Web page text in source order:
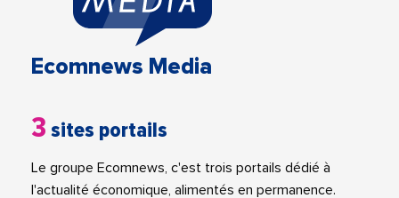
Ecomnews Media
3 sites portails
Le groupe Ecomnews, c'est trois portails dédié à
l'actualité économique, alimentés en permanence.